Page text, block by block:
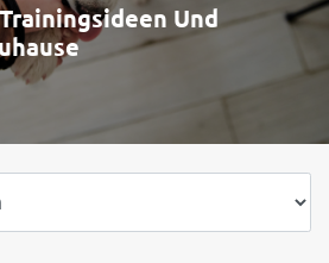
Und
fit und gesund bleibt,
regelmäßig ein gezieltes
Spezielle
Muskeln…